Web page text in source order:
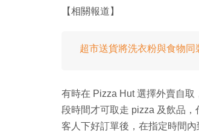
【相關報道】
超市送貨將洗衣粉與食物
有時在 Pizza Hut 選擇外賣自
段時間才可取走 pizza 及飲品
客人下好訂單後，在指定時間